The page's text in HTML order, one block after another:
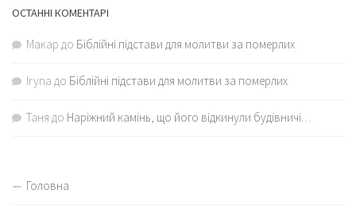
ОСТАННІ КОМЕНТАРІ
Макар до Біблійні підстави для молитви за померлих
Iryna до Біблійні підстави для молитви за померлих
Таня до Наріжний камінь, що його відкинули будівничі…
Головна